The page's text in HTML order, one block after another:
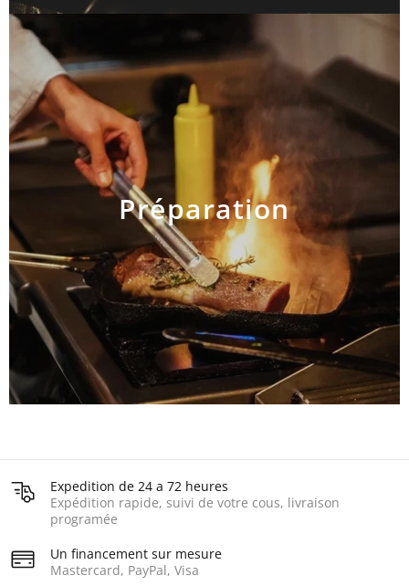
Préparation
AJOUTER AU PANIER
Expedition de 24 a 72 heures
Expédition rapide, suivi de votre cous, livraison
programée
Un financement sur mesure
Mastercard, PayPal, Visa